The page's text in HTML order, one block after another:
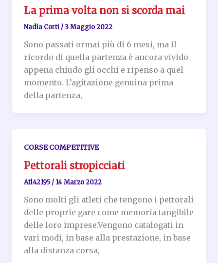
La prima volta non si scorda mai
Nadia Corti / 3 Maggio 2022
Sono passati ormai più di 6 mesi, ma il
ricordo di quella partenza è ancora vivido
appena chiudo gli occhi e ripenso a quel
momento. L’agitazione genuina prima
della partenza,
CORSE COMPETITIVE
Pettorali stropicciati
Atl42195 / 14 Marzo 2022
Sono molti gli atleti che tengono i pettorali
delle proprie gare come memoria tangibile
delle loro imprese.Vengono catalogati in
vari modi, in base alla prestazione, in base
alla distanza corsa,